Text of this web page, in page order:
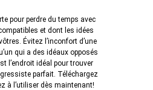
pour perdre du temps avec
et dont les idées
Évitez l’inconfort d’une
qui a des idéaux opposés
l’endroit idéal pour trouver
parfait. Téléchargez
à l’utiliser dès maintenant!